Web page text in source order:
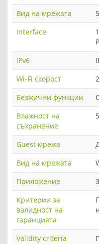
Вид на мрежата
Interface
IPv6
Wi-Fi скорост
Безжични функции
Влажност на
съхранение
Guest мрежа
Вид на мрежата
Приложение
Критерии за
валидност на
гаранцията
Validity criteria